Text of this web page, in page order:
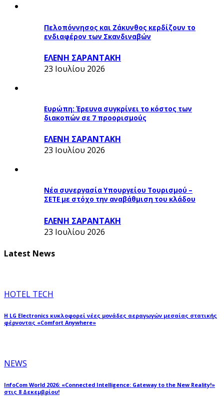
Πελοπόννησος και Ζάκυνθος κερδίζουν το
ενδιαφέρον των Σκανδιναβών
ΕΛΕΝΗ ΣΑΡΑΝΤΑΚΗ
23 Ιουλίου 2026
Ευρώπη: Έρευνα συγκρίνει το κόστος των
διακοπών σε 7 προορισμούς
ΕΛΕΝΗ ΣΑΡΑΝΤΑΚΗ
23 Ιουλίου 2026
Νέα συνεργασία Υπουργείου Τουρισμού –
ΣΕΤΕ με στόχο την αναβάθμιση του κλάδου
ΕΛΕΝΗ ΣΑΡΑΝΤΑΚΗ
23 Ιουλίου 2026
Latest News
HOTEL TECH
Η LG Electronics κυκλοφορεί νέες μονάδες αεραγωγών μεσαίας στατικής
φέρνοντας «Comfort Anywhere»
NEWS
InfoCom World 2026: «Connected Intelligence: Gateway to the New Reality!»
στις 8 Δεκεμβρίου!